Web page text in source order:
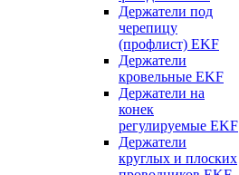
Держатели под
черепицу
(профлист) EKF
Держатели
кровельные EKF
Держатели на
конек
регулируемые EKF
Держатели
круглых и плоских